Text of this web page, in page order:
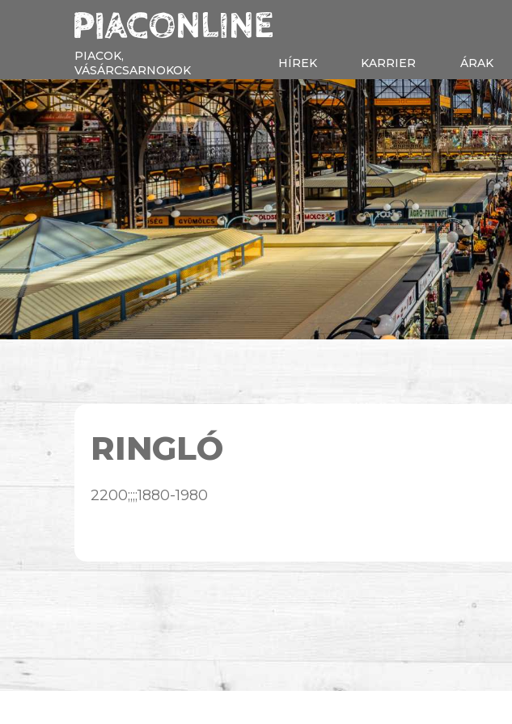
PIACOK,
VÁSÁRCSARNOKOK
HÍREK KARRIER ÁRAK
RINGLÓ
2200;;;;1880-1980